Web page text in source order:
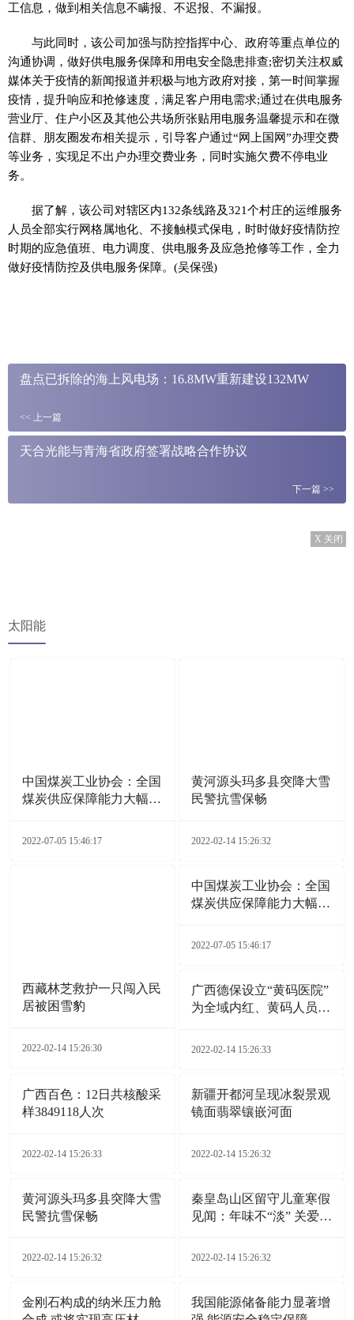
工信息，做到相关信息不瞒报、不迟报、不漏报。
与此同时，该公司加强与防控指挥中心、政府等重点单位的
沟通协调，做好供电服务保障和用电安全隐患排查;密切关注权威
媒体关于疫情的新闻报道并积极与地方政府对接，第一时间掌握
疫情 ，提升响应和抢修速度，满足客户用电需求;通过在供电服务
营业厅、住户小区及其他公共场所张贴用电服务温馨提示和在微
信群、 朋友圈发布相关提示，引导客户通过“网上国网”办理交费
等业务，实现足不出户办理交费业务，同时实施欠费不停电业
务。
据了解，该公司对辖区内132条线路及321个村庄的运维服务
人员全部实行网格属地化、不接触模式保电，时时做好疫情防控
时期的应急值班、电力调度、供电服务及应急抢修等工作，全力
做好疫情防控及供电服务保障。(吴保强)
盘点已拆除的海上风电场：16.8MW重新建设132MW
<< 上一篇
天合光能与青海省政府签署战略合作协议
下一篇 >>
X 关闭
太阳能
中国煤炭工业协会：全国
煤炭供应保障能力大幅增
2022-07-05 15:46:17
黄河源头玛多县突降大雪
民警抗雪保畅
2022-02-14 15:26:32
西藏林芝救护一只闯入民
居被困雪豹
2022-02-14 15:26:30
中国煤炭工业协会：全国
煤炭供应保障能力大幅增
2022-07-05 15:46:17
广西德保设立“黄码医院”
为全域内红、黄码人员就
2022-02-14 15:26:33
广西百色：12日共核酸采
样3849118人次
2022-02-14 15:26:33
新疆开都河呈现冰裂景观
镜面翡翠镶嵌河面
2022-02-14 15:26:32
黄河源头玛多县突降大雪
民警抗雪保畅
2022-02-14 15:26:32
秦皇岛山区留守儿童寒假
见闻：年味不“淡” 关爱
2022-02-14 15:26:32
金刚石构成的纳米压力舱
我国能源储备能力显著增